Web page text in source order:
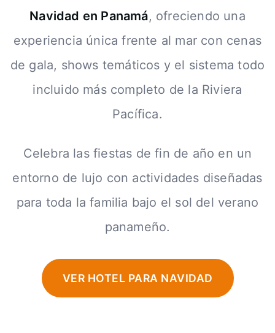
Navidad en Panamá, ofreciendo una
experiencia única frente al mar con cenas
de gala, shows temáticos y el sistema todo
incluido más completo de la Riviera
Pacífica.
Celebra las fiestas de fin de año en un
entorno de lujo con actividades diseñadas
para toda la familia bajo el sol del verano
panameño.
VER HOTEL PARA NAVIDAD